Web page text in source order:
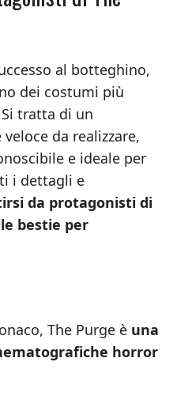
al botteghino,
dei costumi più
tratta di un
da realizzare,
e ideale per
i dettagli e
da protagonisti di
bestie per
The Purge è una
horror